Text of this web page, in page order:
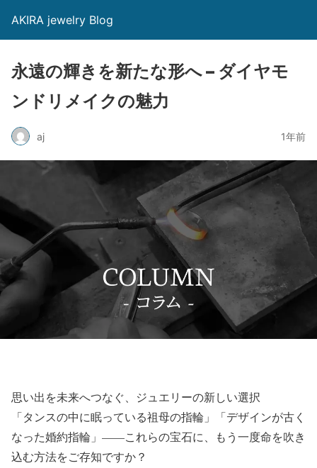
AKIRA jewelry Blog
永遠の輝きを新たな形へ – ダイヤモ
ンドリメイクの魅力
aj 1年前
思い出を未来へつなぐ、ジュエリーの新しい選択
「タンスの中に眠っている祖母の指輪」「デザインが古く
なった婚約指輪」——これらの宝石に、もう一度命を吹き
込む方法をご存知ですか？